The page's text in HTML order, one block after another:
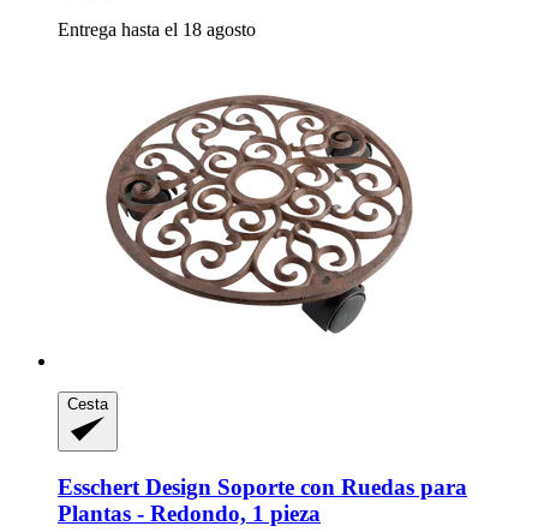
Entrega hasta el 18 agosto
Cesta
Esschert Design Soporte con Ruedas para
Plantas -​ Redondo, 1 pieza